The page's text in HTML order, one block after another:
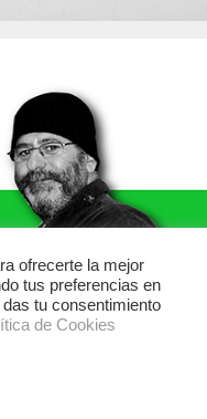
ofrecerte la mejor
tus preferencias en
tu consentimiento
de Cookies